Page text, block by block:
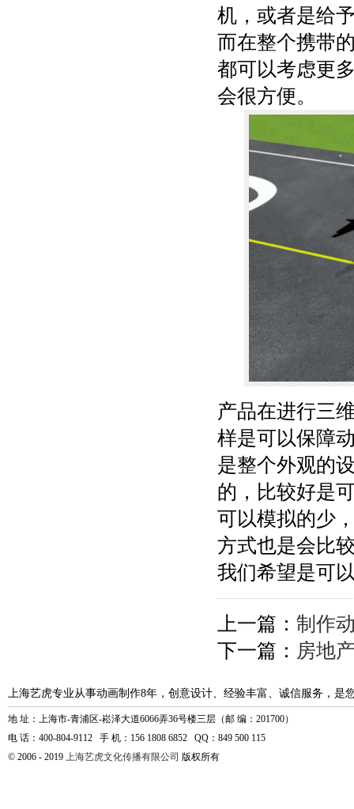
机，或者是给
而在整个携带
都可以考虑更
会很方便。
产品在进行三
样是可以保障
是整个外观的
的，比较好是
可以模拟的少
方式也是会比
我们希望是可
上一篇： 制作
下一篇： 房地
上海艺虎专业从事动画制作8年，创意设计、经验丰富、诚信服务，是
地 址：上海市-青浦区-崧泽大道6066弄36号楼三层（邮 编：201700）
电 话：400-804-9112 手 机：156 1808 6852 QQ：849 500 115
© 2006 - 2019 上海艺虎文化传播有限公司 版权所有